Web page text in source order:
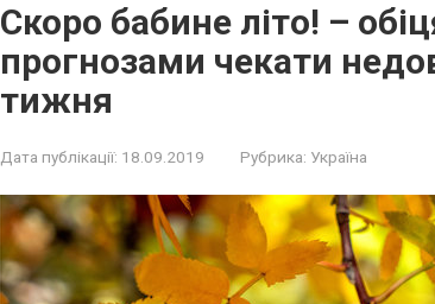
Скоро бабине літо! –
прогнозами чекати
тижня
Дата публікації: 18.09.2019 Рубрика: Україна